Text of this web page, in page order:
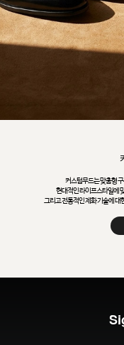
커스텀무드는 맞춤형
현대적인 라이프스타일에
그리고 전통적인 제화 기술에 대